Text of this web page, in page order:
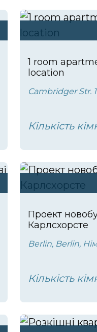
1 room
location
Cambridger Str.
Кількість
Проект
Карлсхорсте
Berlin, Berlin,
Кількість